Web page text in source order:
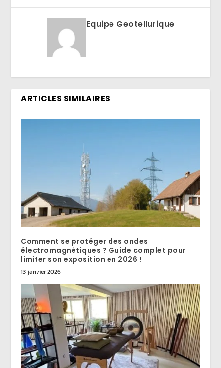
Equipe Geotellurique
ARTICLES SIMILAIRES
Comment se protéger des ondes
électromagnétiques ? Guide complet pour
limiter son exposition en 2026 !
13 janvier 2026